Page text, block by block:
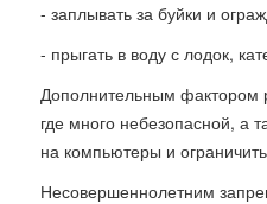
- заплывать за буйки и
- прыгать в воду с лодок,
Дополнительным фактором
где много небезопасной, а
на компьютеры и
Несовершеннолетним